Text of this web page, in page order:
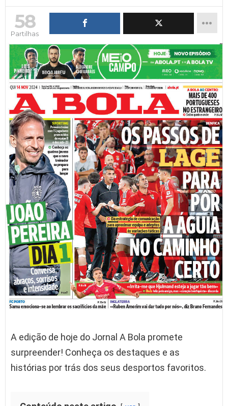
58
Partilhas
A edição de hoje do Jornal A Bola promete
surpreender! Conheça os destaques e as
histórias por trás dos seus desportos favoritos.